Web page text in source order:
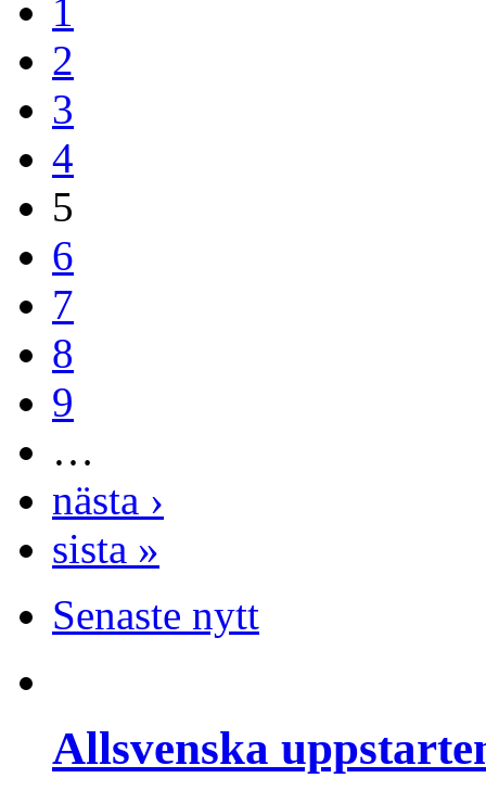
1
2
3
4
5
6
7
8
9
…
nästa ›
sista »
Senaste nytt
Allsvenska